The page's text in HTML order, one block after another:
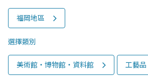
福岡地區
選擇類別
美術館‧博物館‧資料館 工藝品